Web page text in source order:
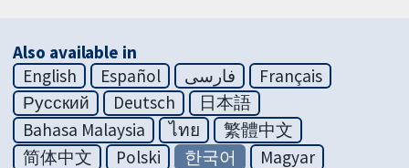
Also available in
English
Español فارسی
Français
Русский
Deutsch
日本語
Bahasa Malaysia
ไทย
繁體中文
简体中文
Polski 한국어
Magyar